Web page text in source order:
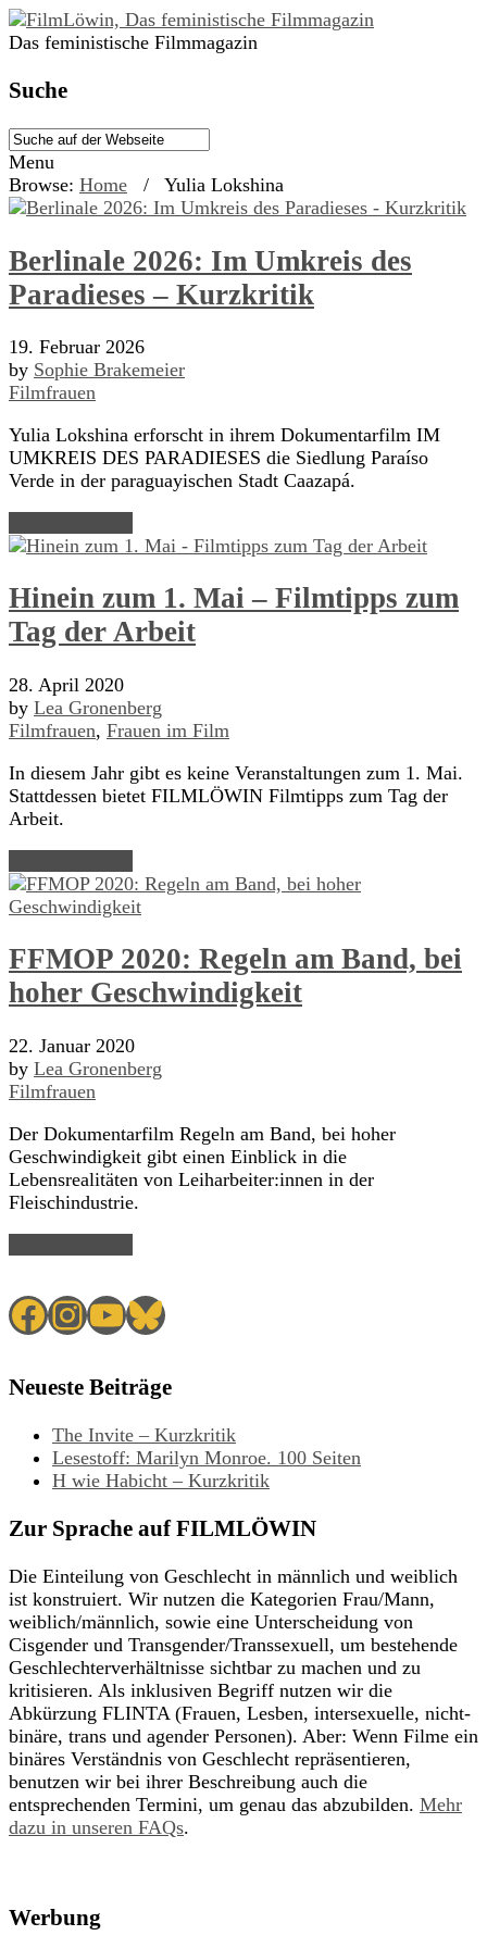
Das feministische Filmmagazin
Suche
Menu
Browse: Home / Yulia Lokshina
Berlinale 2026: Im Umkreis des
Paradieses – Kurzkritik
19. Februar 2026
by Sophie Brakemeier
Filmfrauen
Yulia Lokshina erforscht in ihrem Dokumentarfilm IM
UMKREIS DES PARADIESES die Siedlung Paraíso
Verde in der paraguayischen Stadt Caazapá.
Hinein zum 1. Mai – Filmtipps zum
Tag der Arbeit
28. April 2020
by Lea Gronenberg
Filmfrauen, Frauen im Film
In diesem Jahr gibt es keine Veranstaltungen zum 1. Mai.
Stattdessen bietet FILMLÖWIN Filmtipps zum Tag der
Arbeit.
FFMOP 2020: Regeln am Band, bei
hoher Geschwindigkeit
22. Januar 2020
by Lea Gronenberg
Filmfrauen
Der Dokumentarfilm Regeln am Band, bei hoher
Geschwindigkeit gibt einen Einblick in die
Lebensrealitäten von Leiharbeiter:innen in der
Fleischindustrie.
Facebook
Instagram
YouTube
Bluesky
Neueste Beiträge
The Invite – Kurzkritik
Lesestoff: Marilyn Monroe. 100 Seiten
H wie Habicht – Kurzkritik
Zur Sprache auf FILMLÖWIN
Die Einteilung von Geschlecht in männlich und weiblich
ist konstruiert. Wir nutzen die Kategorien Frau/Mann,
weiblich/männlich, sowie eine Unterscheidung von
Cisgender und Transgender/Transsexuell, um bestehende
Geschlechterverhältnisse sichtbar zu machen und zu
kritisieren. Als inklusiven Begriff nutzen wir die
Abkürzung FLINTA (Frauen, Lesben, intersexuelle, nicht-
binäre, trans und agender Personen). Aber: Wenn Filme ein
binäres Verständnis von Geschlecht repräsentieren,
benutzen wir bei ihrer Beschreibung auch die
entsprechenden Termini, um genau das abzubilden. Mehr
dazu in unseren FAQs.
Werbung